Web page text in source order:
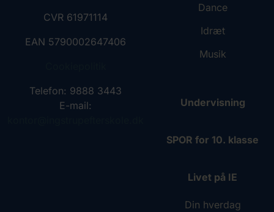
CVR 61971114
EAN 5790002647406
Telefon: 9888 3443
E-mail:
Dance
Idræt
Musik
Undervisning
SPOR for 10. klasse
Livet på IE
Din hverdag